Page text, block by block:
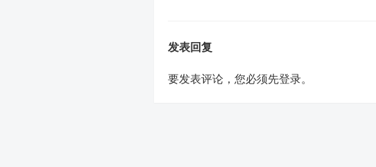
发表回复
要发表评论，您必须先登录。